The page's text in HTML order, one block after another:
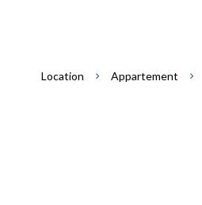
Location Appartement